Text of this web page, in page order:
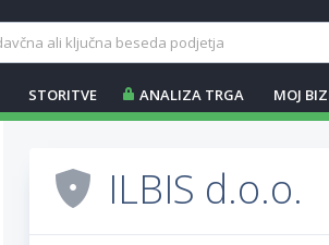
STORITVE ANALIZA TRGA MOJ
ILBIS d.o.o.